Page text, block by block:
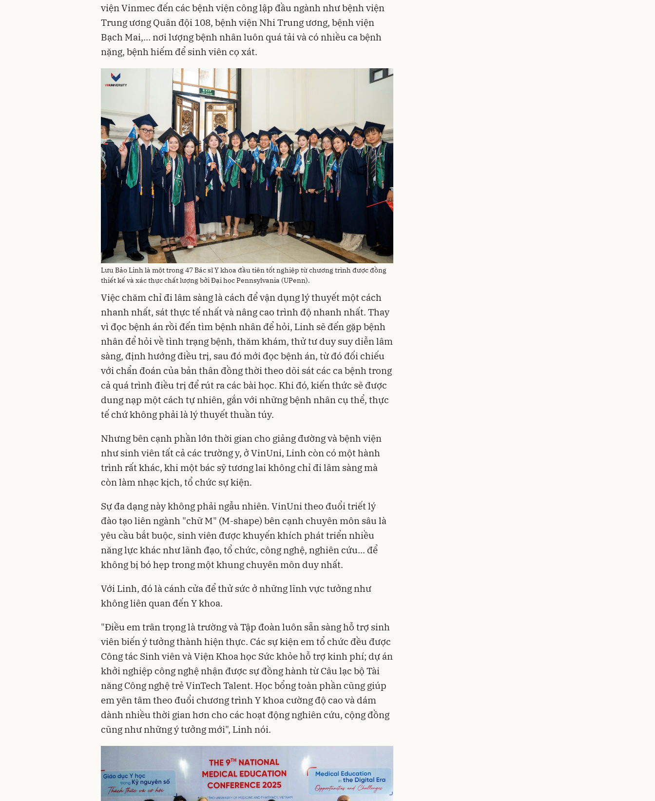
viện Vinmec đến các bệnh viện công lập đầu ngành như bệnh viện
Trung ương Quân đội 108, bệnh viện Nhi Trung ương, bệnh viện
Bạch Mai,… nơi lượng bệnh nhân luôn quá tải và có nhiều ca bệnh
nặng, bệnh hiếm để sinh viên cọ xát.
Lưu Bảo Linh là một trong 47 Bác sĩ Y khoa đầu tiên tốt nghiệp từ chương trình được đồng
thiết kế và xác thực chất lượng bởi Đại học Pennsylvania (UPenn).
Việc chăm chỉ đi lâm sàng là cách để vận dụng lý thuyết một cách
nhanh nhất, sát thực tế nhất và nâng cao trình độ nhanh nhất. Thay
vì đọc bệnh án rồi đến tìm bệnh nhân để hỏi, Linh sẽ đến gặp bệnh
nhân để hỏi về tình trạng bệnh, thăm khám, thử tư duy suy diễn lâm
sàng, định hướng điều trị, sau đó mới đọc bệnh án, từ đó đối chiếu
với chẩn đoán của bản thân đồng thời theo dõi sát các ca bệnh trong
cả quá trình điều trị để rút ra các bài học. Khi đó, kiến thức sẽ được
dung nạp một cách tự nhiên, gắn với những bệnh nhân cụ thể, thực
tế chứ không phải là lý thuyết thuần túy.
Nhưng bên cạnh phần lớn thời gian cho giảng đường và bệnh viện
như sinh viên tất cả các trường y, ở VinUni, Linh còn có một hành
trình rất khác, khi một bác sỹ tương lai không chỉ đi lâm sàng mà
còn làm nhạc kịch, tổ chức sự kiện.
Sự đa dạng này không phải ngẫu nhiên. VinUni theo đuổi triết lý
đào tạo liên ngành "chữ M" (M-shape) bên cạnh chuyên môn sâu là
yêu cầu bắt buộc, sinh viên được khuyến khích phát triển nhiều
năng lực khác như lãnh đạo, tổ chức, công nghệ, nghiên cứu... để
không bị bó hẹp trong một khung chuyên môn duy nhất.
Với Linh, đó là cánh cửa để thử sức ở những lĩnh vực tưởng như
không liên quan đến Y khoa.
"Điều em trân trọng là trường và Tập đoàn luôn sẵn sàng hỗ trợ sinh
viên biến ý tưởng thành hiện thực. Các sự kiện em tổ chức đều được
Công tác Sinh viên và Viện Khoa học Sức khỏe hỗ trợ kinh phí; dự án
khởi nghiệp công nghệ nhận được sự đồng hành từ Câu lạc bộ Tài
năng Công nghệ trẻ VinTech Talent. Học bổng toàn phần cũng giúp
em yên tâm theo đuổi chương trình Y khoa cường độ cao và dám
dành nhiều thời gian hơn cho các hoạt động nghiên cứu, cộng đồng
cũng như những ý tưởng mới", Linh nói.